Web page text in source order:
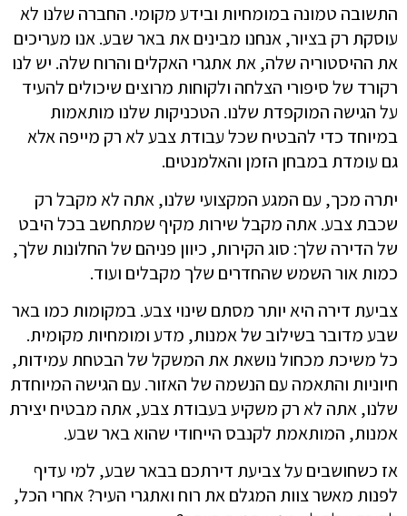
התשובה טמונה במומחיות ובידע מקומי. החברה שלנו לא
עוסקת רק בציור, אנחנו מבינים את באר שבע. אנו מעריכים
את ההיסטוריה שלה, את אתגרי האקלים והרוח שלה. יש לנו
רקורד של סיפורי הצלחה ולקוחות מרוצים שיכולים להעיד
על הגישה המוקפדת שלנו. הטכניקות שלנו מותאמות
במיוחד כדי להבטיח שכל עבודת צבע לא רק מייפה אלא
גם עומדת במבחן הזמן והאלמנטים.
יתרה מכך, עם המגע המקצועי שלנו, אתה לא מקבל רק
שכבת צבע. אתה מקבל שירות מקיף שמתחשב בכל היבט
של הדירה שלך: סוג הקירות, כיוון פניהם של החלונות שלך,
כמות אור השמש שהחדרים שלך מקבלים ועוד.
צביעת דירה היא יותר מסתם שינוי צבע. במקומות כמו באר
שבע מדובר בשילוב של אמנות, מדע ומומחיות מקומית.
כל משיכת מכחול נושאת את המשקל של הבטחת עמידות,
חיוניות והתאמה עם הנשמה של האזור. עם הגישה המיוחדת
שלנו, אתה לא רק משקיע בעבודת צבע, אתה מבטיח יצירת
אמנות, המותאמת לקנבס הייחודי שהוא באר שבע.
אז כשחושבים על צביעת דירתכם בבאר שבע, למי עדיף
לפנות מאשר צוות המגלם את רוח ואתגרי העיר? אחרי הכל,